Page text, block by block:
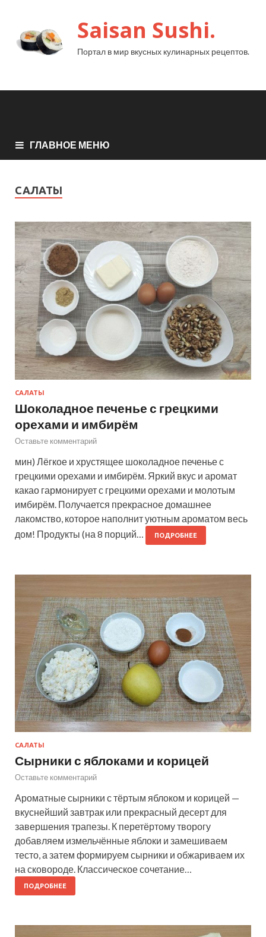
Saisan Sushi.
Портал в мир вкусных кулинарных рецептов.
ГЛАВНОЕ МЕНЮ
САЛАТЫ
САЛАТЫ
Шоколадное печенье с грецкими
орехами и имбирём
Оставьте комментарий
мин) Лёгкое и хрустящее шоколадное печенье с
грецкими орехами и имбирём. Яркий вкус и аромат
какао гармонирует с грецкими орехами и молотым
имбирём. Получается прекрасное домашнее
лакомство, которое наполнит уютным ароматом весь
дом! Продукты (на 8 порций…
ПОДРОБНЕЕ
САЛАТЫ
Сырники с яблоками и корицей
Оставьте комментарий
Ароматные сырники с тёртым яблоком и корицей —
вкуснейший завтрак или прекрасный десерт для
завершения трапезы. К перетёртому творогу
добавляем измельчённые яблоки и замешиваем
тесто, а затем формируем сырники и обжариваем их
на сковороде. Классическое сочетание…
ПОДРОБНЕЕ